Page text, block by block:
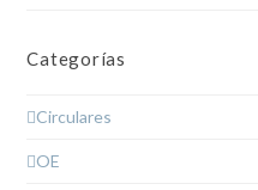
Categorías
Circulares
OE